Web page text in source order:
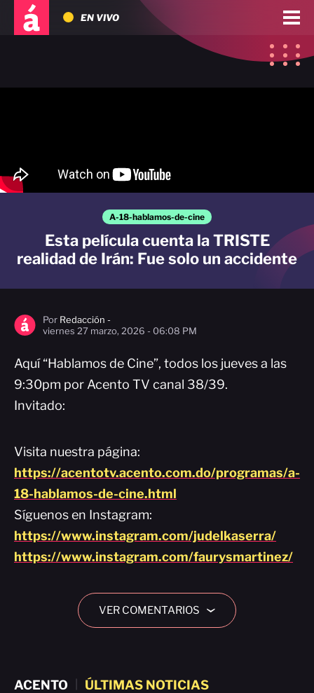
EN VIVO
A-18-hablamos-de-cine
Esta película cuenta la TRISTE
realidad de Irán: Fue solo un accidente
Por Redacción -
viernes 27 marzo, 2026 - 06:08 PM
Aquí “Hablamos de Cine”, todos los jueves a las
9:30pm por Acento TV canal 38/39.
Invitado:
Visita nuestra página:
https://acentotv.acento.com.do/programas/a-
18-hablamos-de-cine.html
Síguenos en Instagram:
https://www.instagram.com/judelkaserra/
https://www.instagram.com/faurysmartinez/
VER COMENTARIOS ›
ACENTO ÚLTIMAS NOTICIAS